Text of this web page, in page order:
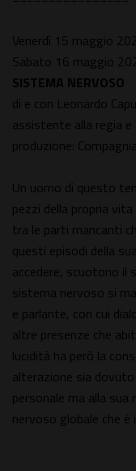
Venerdì 15 maggio
Sabato 16 maggio
di e con Leonardo
assistente alla regia e
produzione:
Un uomo di questo
pezzi della propria
tra le parti mancanti
questi episodi della
accedere, scuotono il
sistema nervoso si
e parlante, con cui
altre presenze che
lucidità ha però la
alterazione sia
personale ma alla
nervoso globale che è